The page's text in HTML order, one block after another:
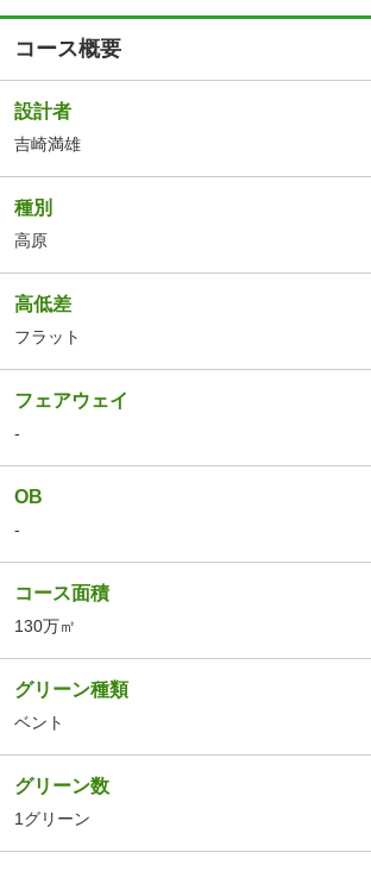
コース概要
設計者
吉崎満雄
種別
高原
高低差
フラット
フェアウェイ
-
OB
-
コース面積
130万㎡
グリーン種類
ベント
グリーン数
1グリーン